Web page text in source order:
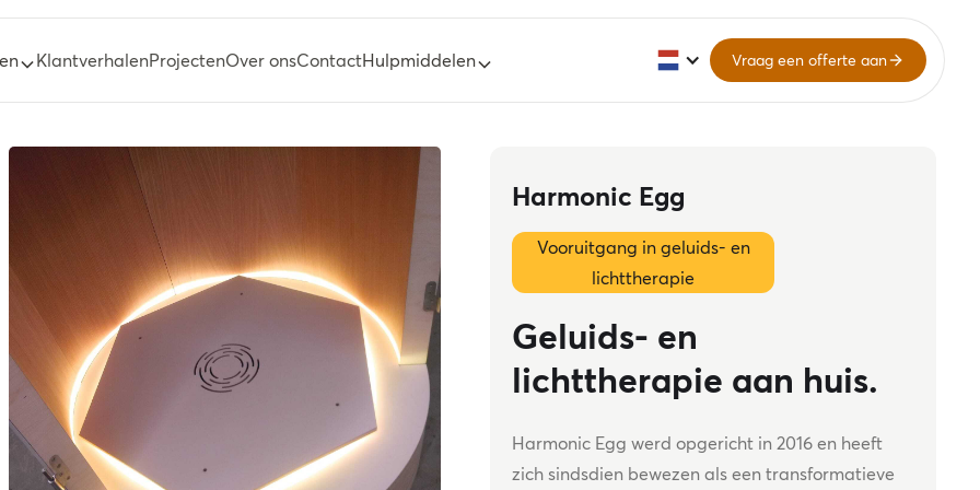
KlantverhalenProjectenOver onsContactHulpmiddelen Vraag een offerte aan
Harmonic Egg
Vooruitgang in geluids- en
lichttherapie
Geluids- en
lichttherapie aan huis.
Harmonic Egg werd opgericht in 2016 en heeft
zich sindsdien bewezen als een transformatieve